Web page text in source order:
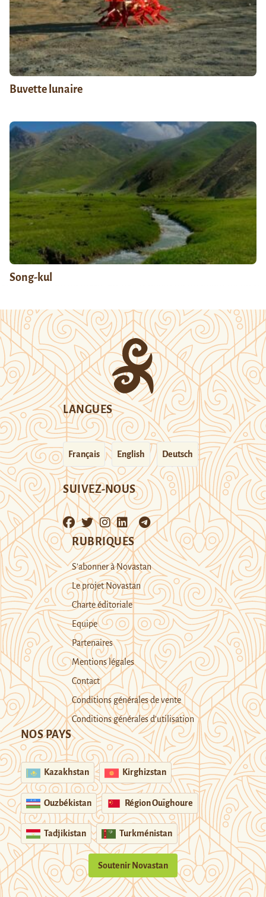
Buvette lunaire
Song-kul
LANGUES
Français English Deutsch
SUIVEZ-NOUS
RUBRIQUES
S’abonner à Novastan
Le projet Novastan
Charte éditoriale
Equipe
Partenaires
Mentions légales
Contact
Conditions générales de vente
Conditions générales d’utilisation
NOS PAYS
Kazakhstan Kirghizstan
Ouzbékistan Région Ouïghoure
Tadjikistan Turkménistan
Soutenir Novastan